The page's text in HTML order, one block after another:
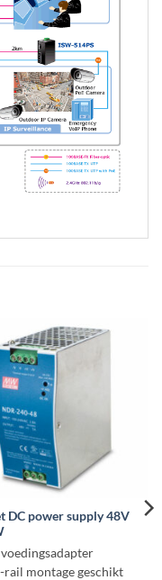
DC power supply 48V
rail montage geschikt